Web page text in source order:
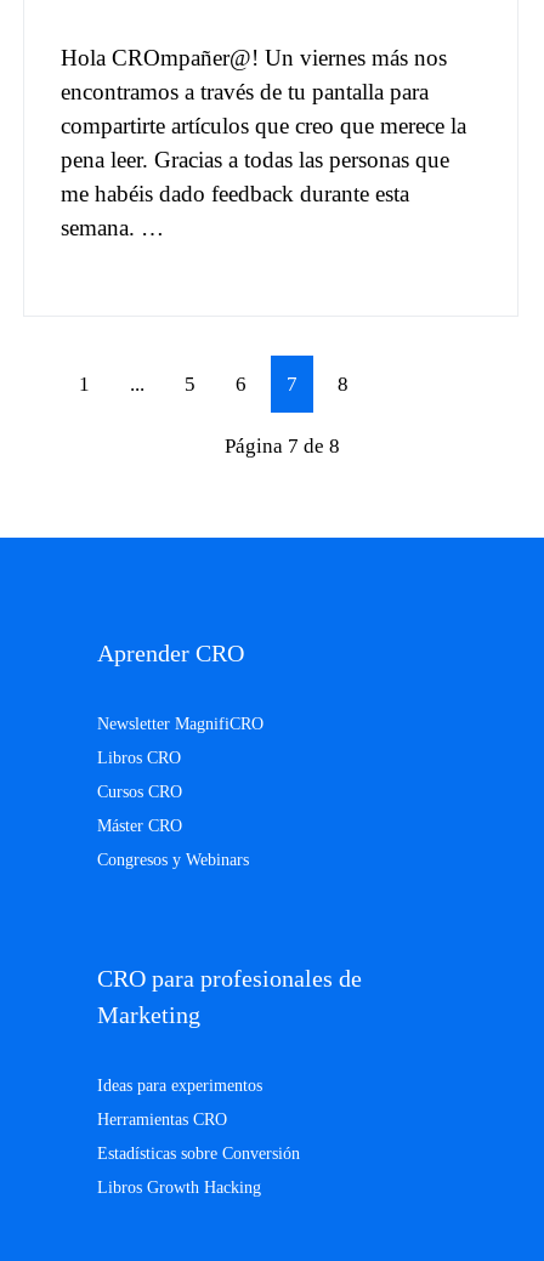
Hola CROmpañer@! Un viernes más nos
encontramos a través de tu pantalla para
compartirte artículos que creo que merece la
pena leer. Gracias a todas las personas que
me habéis dado feedback durante esta
semana. …
Página 7 de 8
1 ... 5 6 7 8
Aprender CRO
Newsletter MagnifiCRO
Libros CRO
Cursos CRO
Máster CRO
Congresos y Webinars
CRO para profesionales de
Marketing
Ideas para experimentos
Herramientas CRO
Estadísticas sobre Conversión
Libros Growth Hacking